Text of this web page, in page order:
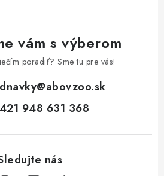
vám s výberom
poradiť? Sme tu pre vás!
@abovzoo.sk
948 631 368